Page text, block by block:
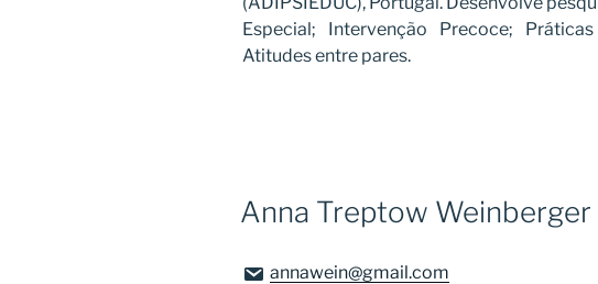
Especial; Intervenção Precoce;
Atitudes entre pares.
Anna Treptow Weinberger
annawein@gmail.com